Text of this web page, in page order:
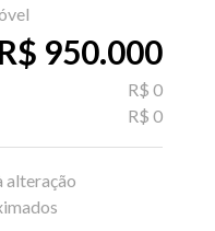
R$ 950.000
R$ 0
R$ 0
alteração